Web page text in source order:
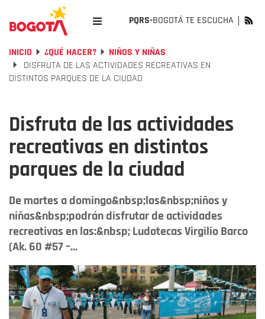
PQRS-BOGOTÁ TE ESCUCHA
INICIO ¿QUÉ HACER?
NIÑOS Y NIÑAS
DISFRUTA DE LAS ACTIVIDADES RECREATIVAS EN
DISTINTOS PARQUES DE LA CIUDAD
Disfruta de las actividades
recreativas en distintos
parques de la ciudad
De martes a domingo&nbsp;los&nbsp;niños y
niñas&nbsp;podrán disfrutar de actividades
recreativas en las:&nbsp; Ludotecas Virgilio Barco
(Ak. 60 #57 –...